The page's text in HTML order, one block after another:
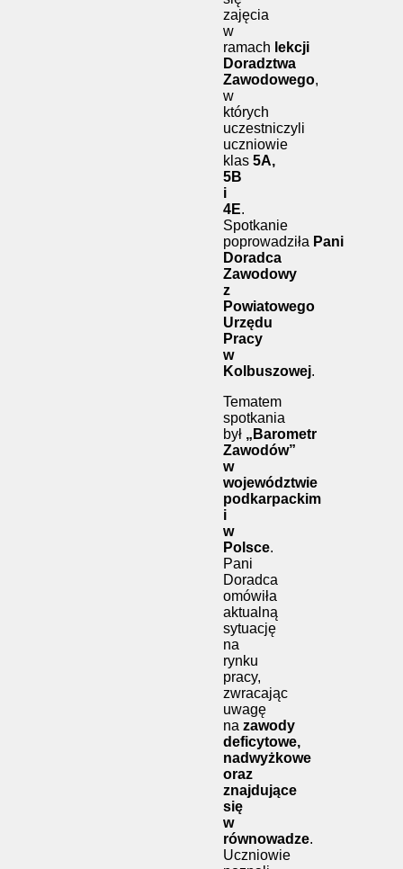
zajęcia
w
ramach lekcji
Doradztwa
Zawodowego,
w
których
uczestniczyli
uczniowie
klas 5A,
5B
i
4E.
Spotkanie
poprowadziła Pani
Doradca
Zawodowy
z
Powiatowego
Urzędu
Pracy
w
Kolbuszowej.
Tematem
spotkania
był „Barometr
Zawodów”
w
województwie
podkarpackim
i
w
Polsce.
Pani
Doradca
omówiła
aktualną
sytuację
na
rynku
pracy,
zwracając
uwagę
na zawody
deficytowe,
nadwyżkowe
oraz
znajdujące
się
w
równowadze.
Uczniowie